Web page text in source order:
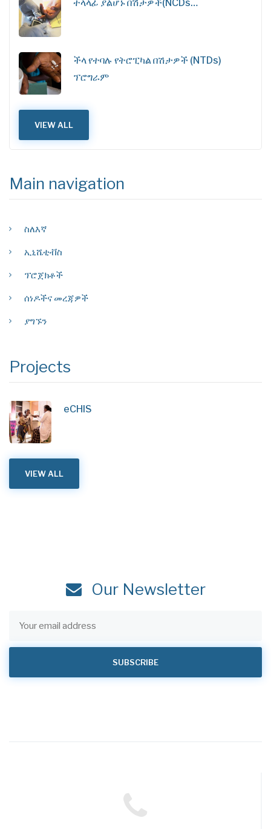
ተላላፊ ያልሆኑ በሽታዎች(NCDs…
ችላ የተባሉ የትሮፒካል በሽታዎች (NTDs)
ፕሮግራም
VIEW ALL
Main navigation
ስለእኛ
ኢኒሼቲቭስ
ፕሮጀክቶች
ሰነዶችና መረጃዎች
ያግኙን
Projects
eCHIS
VIEW ALL
Our Newsletter